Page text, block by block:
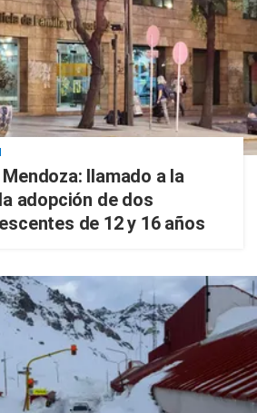
llamado a la
adopción de dos
de 12 y 16 años